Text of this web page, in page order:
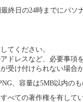
終日の24時までにパソ
てください。
ドレスなど、必要事項
受け付けられない場合
、容量は5MB以内のも
べての著作権を有し